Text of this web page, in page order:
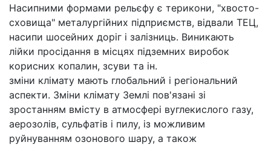
Насипними формами рельєфу є терикони, "хвосто-
сховища" металургійних підприємств, відвали ТЕЦ,
насипи шосейних доріг і залізниць. Виникають
лійки просідання в місцях підземних виробок
корисних копалин, зсуви та ін.
зміни клімату мають глобальний і регіональний
аспекти. Зміни клімату Землі пов'язані зі
зростанням вмісту в атмосфері вуглекислого газу,
аерозолів, сульфатів і пилу, із можливим
руйнуванням озонового шару, а також